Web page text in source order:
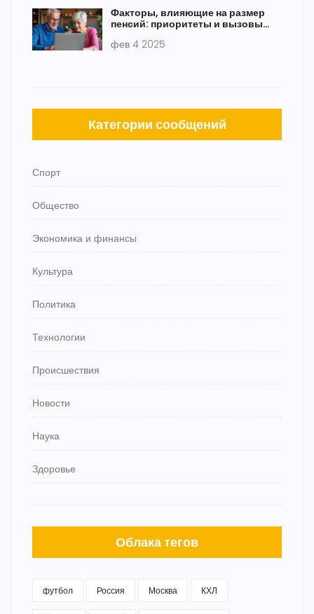
Факторы, влияющие на размер
пенсий: приоритеты и вызовы
фев 4 2025
Категории сообщений
Спорт
Общество
Экономика и финансы
Культура
Политика
Технологии
Происшествия
Новости
Наука
Здоровье
Облака тегов
футбол Россия Москва КХЛ